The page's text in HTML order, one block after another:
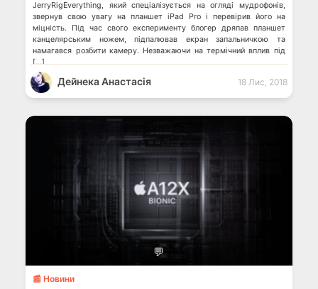
JerryRigEverything, який спеціалізується на огляді мудрофонів,
звернув свою увагу на планшет iPad Pro і перевірив його на
міцність. Під час свого експерименту блогер дряпав планшет
канцелярським ножем, підпалював екран запальничкою та
намагався розбити камеру. Незважаючи на термічний вплив під
[…]
Дейнека Анастасiя 18 Лис, 2018
💬
📰 Новини